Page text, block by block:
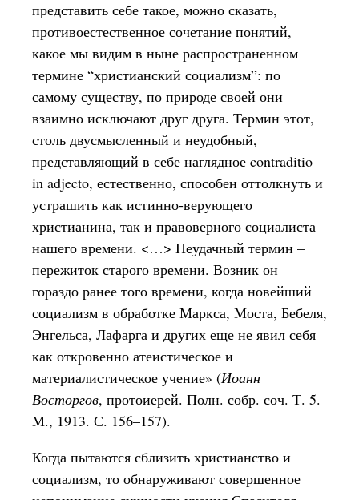
представить себе такое, можно сказать,
противоестественное сочетание понятий,
какое мы видим в ныне распространенном
термине “христианский социализм”: по
самому существу, по природе своей они
взаимно исключают друг друга. Термин этот,
столь двусмысленный и неудобный,
представляющий в себе наглядное contraditio
in adjecto, естественно, способен оттолкнуть и
устрашить как истинно-верующего
христианина, так и правоверного социалиста
нашего времени. <…> Неудачный термин –
пережиток старого времени. Возник он
гораздо ранее того времени, когда новейший
социализм в обработке Маркса, Моста, Бебеля,
Энгельса, Лафарга и других еще не явил себя
как откровенно атеистическое и
материалистическое учение» (Иоанн
Восторгов, протоиерей. Полн. собр. соч. Т. 5.
М., 1913. С. 156–157).
Когда пытаются сблизить христианство и
социализм, то обнаруживают совершенное